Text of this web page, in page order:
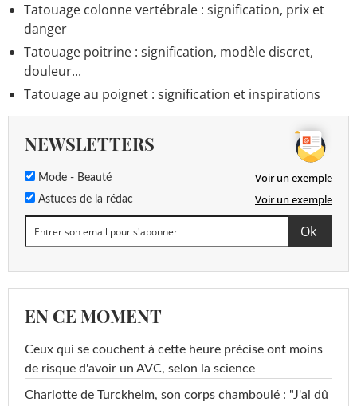
Tatouage colonne vertébrale : signification, prix et
danger
Tatouage poitrine : signification, modèle discret,
douleur...
Tatouage au poignet : signification et inspirations
NEWSLETTERS
Mode - Beauté Voir un exemple
Astuces de la rédac Voir un exemple
EN CE MOMENT
Ceux qui se couchent à cette heure précise ont moins
de risque d'avoir un AVC, selon la science
Charlotte de Turckheim, son corps chamboulé : "J'ai dû